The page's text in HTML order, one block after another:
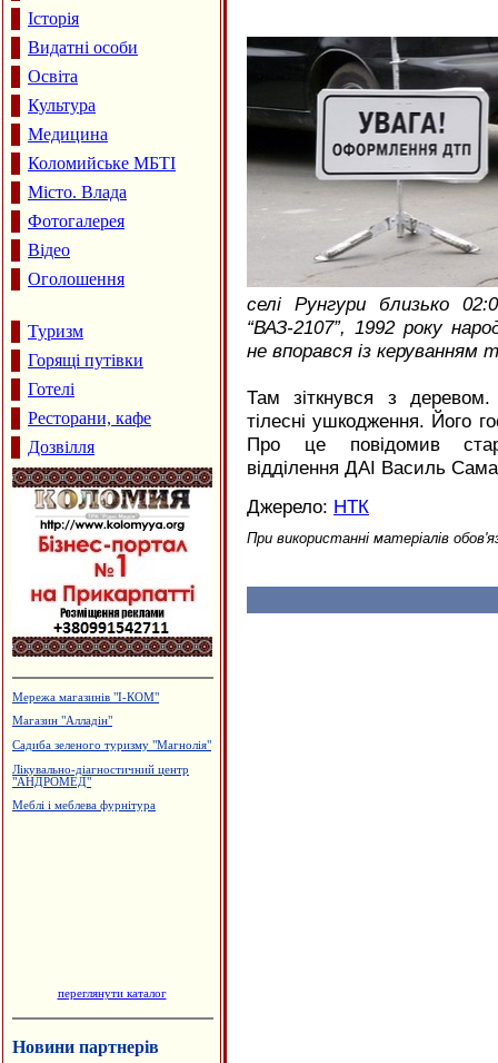
Історія
Видатні особи
Освіта
Культура
Медицина
Коломийське МБТІ
Місто. Влада
Фотогалерея
Відео
Оголошення
Туризм
Горящі путівки
Готелі
Ресторани, кафе
Дозвілля
Магазин "ГрАвіс"
Вироби з нержавіючої сталі
Лікувально-діагностичний центр
Магазин-склад "Теплий дім",
переглянути каталог
Новини партнерів
селі Рунгури близько
“ВАЗ-2107”, 1992 року
не впорався із керуванням
Там зіткнувся з деревом.
тілесні ушкодження. Його
Про це повідомив
відділення ДАІ Василь
Джерело: НТК
При використанні матеріалів